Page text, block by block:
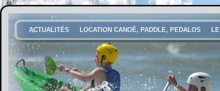
ACTUALITÉS LOCATION CANOË, PADDLE, PEDALOS